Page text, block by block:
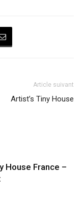
Article suivant
Artist’s Tiny House
House France –